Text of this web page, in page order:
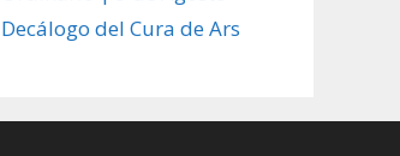
Decálogo del Cura de Ars